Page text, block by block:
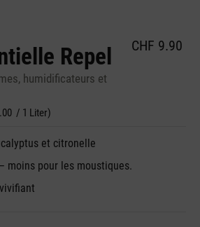
Repel
humidificateurs et
/ 1 Liter)
CHF 9.90
et citronelle
moins pour les moustiques.